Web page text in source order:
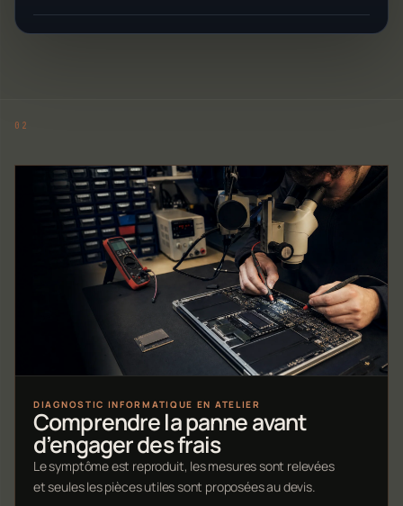
DIAGNOSTIC INFORMATIQUE EN ATELIER
Comprendre la panne avant
d’engager des frais
Le symptôme est reproduit, les mesures sont relevées
et seules les pièces utiles sont proposées au devis.